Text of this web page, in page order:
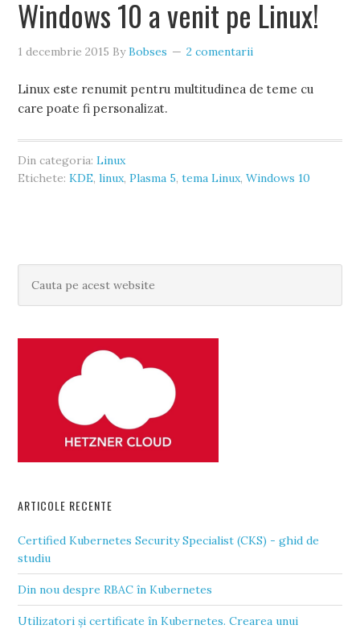
Windows 10 a venit pe Linux!
1 decembrie 2015 ByBobses 2 comentarii
Linux este renumit pentru multitudinea de teme cu
care poate fi personalizat.
Din categoria:Linux
Etichete:KDE,linux,Plasma 5,tema Linux,Windows 10
ARTICOLE RECENTE
Certified Kubernetes Security Specialist (CKS) - ghid de
studiu
Din nou despre RBAC în Kubernetes
Utilizatori și certificate în Kubernetes. Crearea unui